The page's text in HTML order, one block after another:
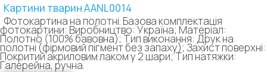
Картини тварин AANL0014
Фотокартина на полотні. Базова комплектація
фотокартини: Виробництво: Україна; Матеріал:
Полотно (100% бавовна); Тип виконання: Друк на
полотні (фірмовий пігмент без запаху); Захист поверхні:
Покритий акриловим лаком у 2 шари; Тип натяжки:
Галерейна, ручна.